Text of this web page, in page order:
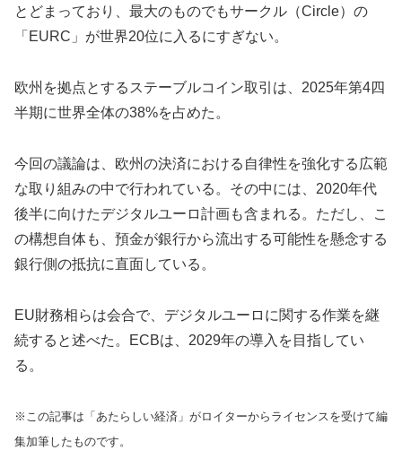
とどまっており、最大のものでもサークル（Circle）の
「EURC」が世界20位に入るにすぎない。
欧州を拠点とするステーブルコイン取引は、2025年第4四
半期に世界全体の38%を占めた。
今回の議論は、欧州の決済における自律性を強化する広範
な取り組みの中で行われている。その中には、2020年代
後半に向けたデジタルユーロ計画も含まれる。ただし、こ
の構想自体も、預金が銀行から流出する可能性を懸念する
銀行側の抵抗に直面している。
EU財務相らは会合で、デジタルユーロに関する作業を継
続すると述べた。ECBは、2029年の導入を目指してい
る。
※この記事は「あたらしい経済」がロイターからライセンスを受けて編
集加筆したものです。